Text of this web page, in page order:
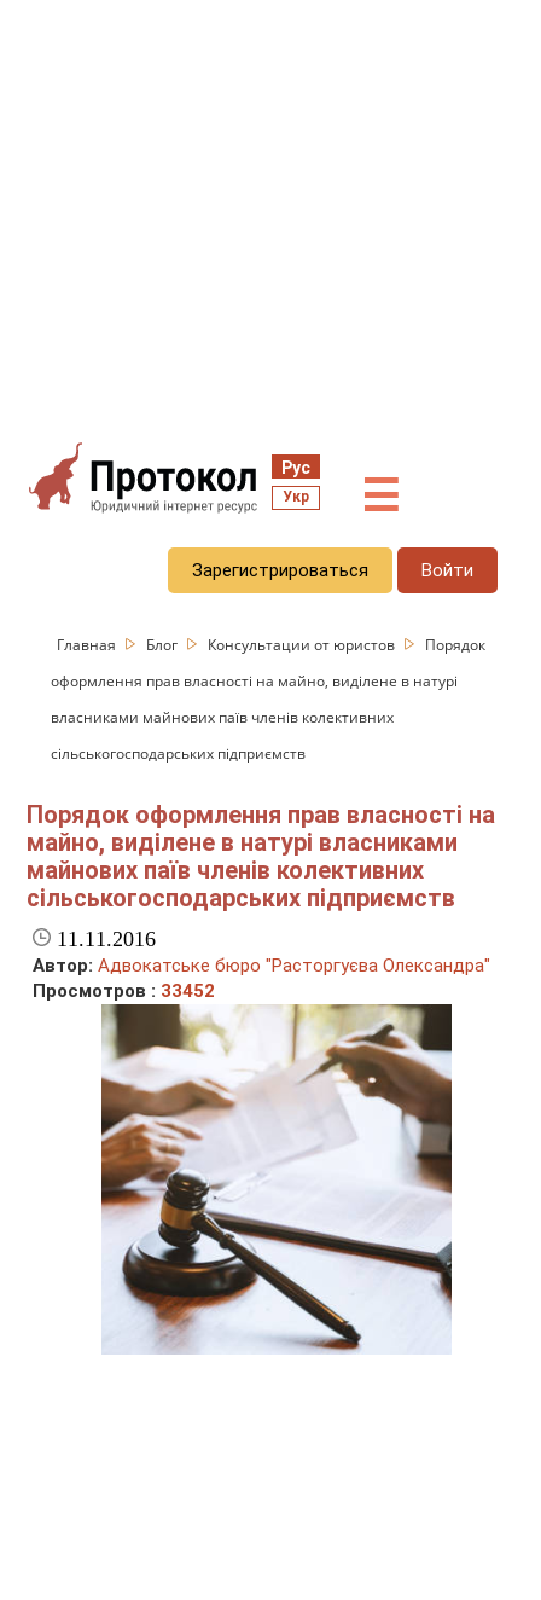
Рус
Укр ☰
Зарегистрироваться Войти
Главная Блог Консультации от юристов
Порядок
оформлення прав власності на майно, виділене в натурі
власниками майнових паїв членів колективних
сільськогосподарських підприємств
Порядок оформлення прав власності на
майно, виділене в натурі власниками
майнових паїв членів колективних
сільськогосподарських підприємств
11.11.2016
Автор: Адвокатське бюро "Расторгуєва Олександра"
Просмотров : 33452